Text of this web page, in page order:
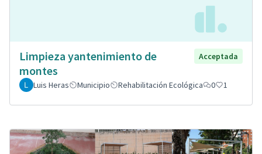
Limpieza yantenimiento de
montes
Acceptada
Luis Heras Municipio Rehabilitación Ecológica 0 1